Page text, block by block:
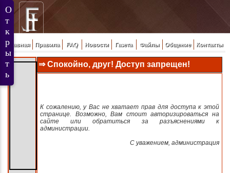
Главная Правила FAQ Новости Газета Файлы Общение Контакты
⇒ Спокойно, друг! Доступ запрещен!
К сожалению, у Вас не хватает прав для доступа к этой
странице. Возможно, Вам стоит авторизироваться на
сайте или обратиться за разъяснениями к
администрации.
C уважением, администрация